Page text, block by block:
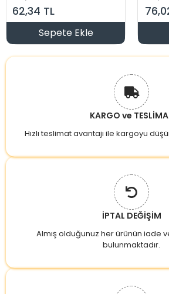
62,34 TL
Sepete Ekle
Gri/
KARGO ve
Hızlı teslimat avantajı ile kargoyu
İPTAL DEĞİŞİM
Almış olduğunuz her ürünün iade
bulunmaktadır.